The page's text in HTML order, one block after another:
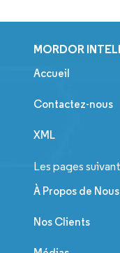
MORDOR
Accueil
Contactez-nous
XML
Les pages
À Propos de Nous
Nos Clients